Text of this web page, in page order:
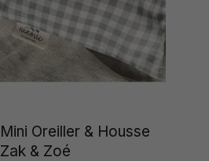
Mini Oreiller & Housse
Zak & Zoé